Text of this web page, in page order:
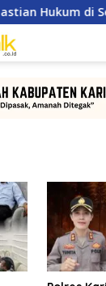
di Sektor